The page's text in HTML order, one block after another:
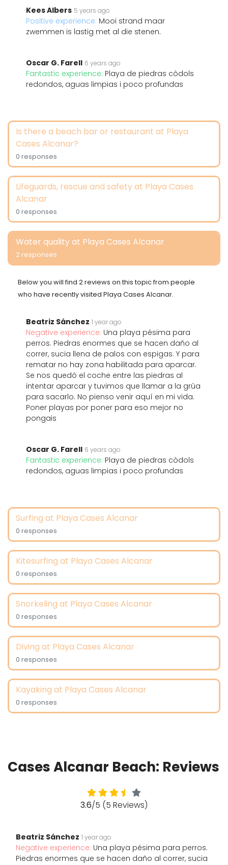
Kees Albers 5 years ago
Positive experience: Mooi strand maar
zwemmen is lastig met al die stenen.
Oscar G. Farell 6 years ago
Fantastic experience: Playa de piedras còdols
redondos, aguas limpias i poco profundas
Is there a beach bar or restaurant at Playa
Cases Alcanar?
0 responses
Lifeguards, rescue and safety at Playa Cases
Alcanar
0 responses
Water quality at Playa Cases Alcanar
2 responses
Below you will find 2 reviews on this topic from people
who have recently visited Playa Cases Alcanar.
Beatriz Sánchez 1 year ago
Negative experience: Una playa pésima para
perros. Piedras enormes que se hacen daño al
correr, sucia llena de palos con espigas. Y para
rematar no hay zona habilitada para aparcar.
Se nos quedó el coche entre las piedras al
intentar aparcar y tuvimos que llamar a la grúa
para sacarlo. No pienso venir aquí en mi vida.
Poner playas por poner para eso mejor no
pongais
Oscar G. Farell 6 years ago
Fantastic experience: Playa de piedras còdols
redondos, aguas limpias i poco profundas
Surfing at Playa Cases Alcanar
0 responses
Kitesurfing at Playa Cases Alcanar
0 responses
Snorkeling at Playa Cases Alcanar
0 responses
Diving at Playa Cases Alcanar
0 responses
Kayaking at Playa Cases Alcanar
0 responses
Cases Alcanar Beach: Reviews
3.6/5 (5 Reviews)
Beatriz Sánchez 1 year ago
Negative experience: Una playa pésima para perros.
Piedras enormes que se hacen daño al correr, sucia